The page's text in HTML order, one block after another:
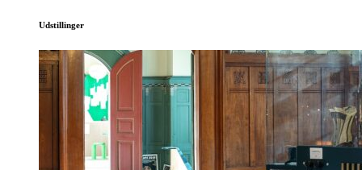
Udstillinger